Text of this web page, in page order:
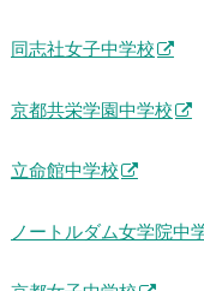
同志社女子中学校
京都共栄学園中学校
立命館中学校
ノートルダム女学院中